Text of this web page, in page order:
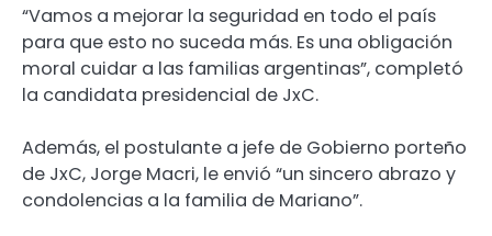
“Vamos a mejorar la seguridad en todo el país
para que esto no suceda más. Es una obligación
moral cuidar a las familias argentinas”, completó
la candidata presidencial de JxC.
Además, el postulante a jefe de Gobierno porteño
de JxC, Jorge Macri, le envió “un sincero abrazo y
condolencias a la familia de Mariano”.